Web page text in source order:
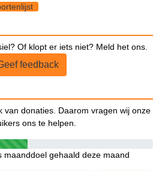
Of klopt er iets niet? Meld het ons.
feedback
van donaties. Daarom vragen wij onze
ons te helpen.
maanddoel gehaald deze maand